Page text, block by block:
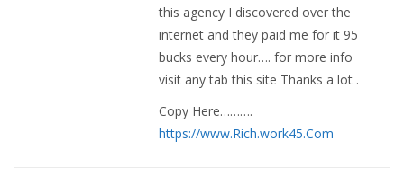
this agency I discovered over the
internet and they paid me for it 95
bucks every hour…. for more info
visit any tab this site Thanks a lot .
Copy Here……….
https://www.Rich.work45.Com